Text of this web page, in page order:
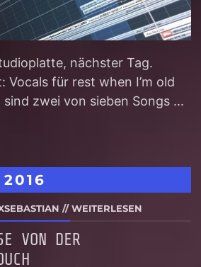
nächster Tag.
Vocals für rest when I’m old
zwei von sieben Songs ...
2016
//WEITERLESEN
VON DER P